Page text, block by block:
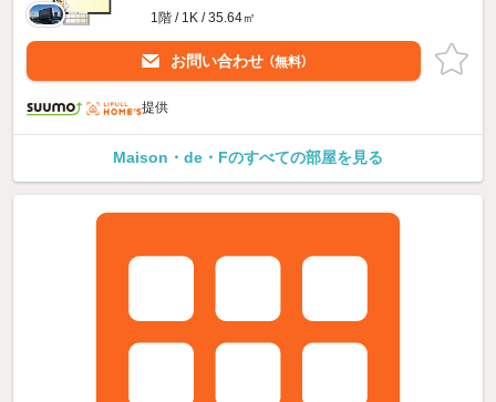
1階 / 1K / 35.64㎡
お問い合わせ （無料）
提供
Maison・de・Fのすべての部屋を見る